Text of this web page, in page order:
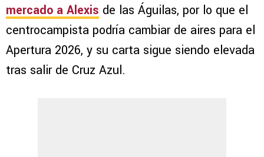
mercado a Alexis de las Águilas, por lo que el
centrocampista podría cambiar de aires para el
Apertura 2026, y su carta sigue siendo elevada
tras salir de Cruz Azul.